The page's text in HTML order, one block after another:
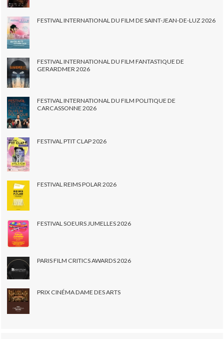
FESTIVAL INTERNATIONAL DU FILM DE SAINT-JEAN-DE-LUZ 2026
FESTIVAL INTERNATIONAL DU FILM FANTASTIQUE DE
GERARDMER 2026
FESTIVAL INTERNATIONAL DU FILM POLITIQUE DE
CARCASSONNE 2026
FESTIVAL PTIT CLAP 2026
FESTIVAL REIMS POLAR 2026
FESTIVAL SOEURS JUMELLES 2026
PARIS FILM CRITICS AWARDS 2026
PRIX CINÉMA DAME DES ARTS